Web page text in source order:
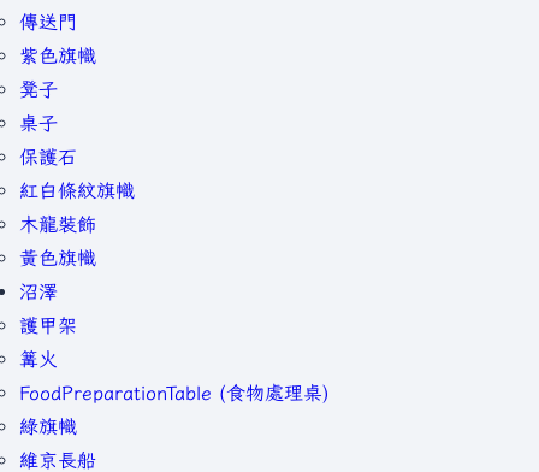
傳送門
紫色旗幟
凳子
桌子
保護石
紅白條紋旗幟
木龍裝飾
黃色旗幟
沼澤
護甲架
篝火
FoodPreparationTable (食物處理桌)
綠旗幟
維京長船